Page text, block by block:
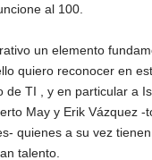
al 100.
un elemento
quiero reconocer en
TI , y en particular a
May y Erik Vázquez -
quienes a su vez
talento.